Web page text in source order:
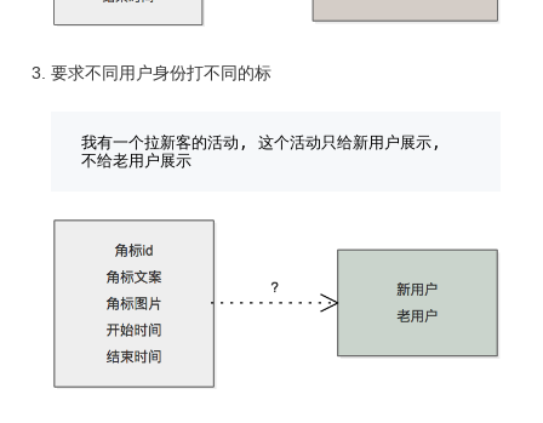
要求不同用户身份打不同的标
我有一个拉新客的活动, 这个活动只给新用户展示,
不给老用户展示